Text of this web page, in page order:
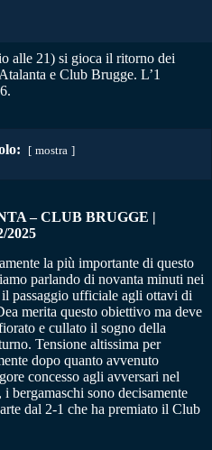
alle 21) si gioca il ritorno dei
e Club Brugge. L’1
mostra
– CLUB BRUGGE |
2025
la più importante di questo
parlando di novanta minuti nei
passaggio ufficiale agli ottavi di
merita questo obiettivo ma deve
e cullato il sogno della
Tensione altissima per
dopo quanto avvenuto
concesso agli avversari nel
bergamaschi sono decisamente
dal 2-1 che ha premiato il Club